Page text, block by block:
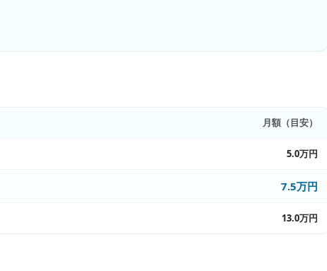
月額（目安）
5.0万円
7.5万円
13.0万円